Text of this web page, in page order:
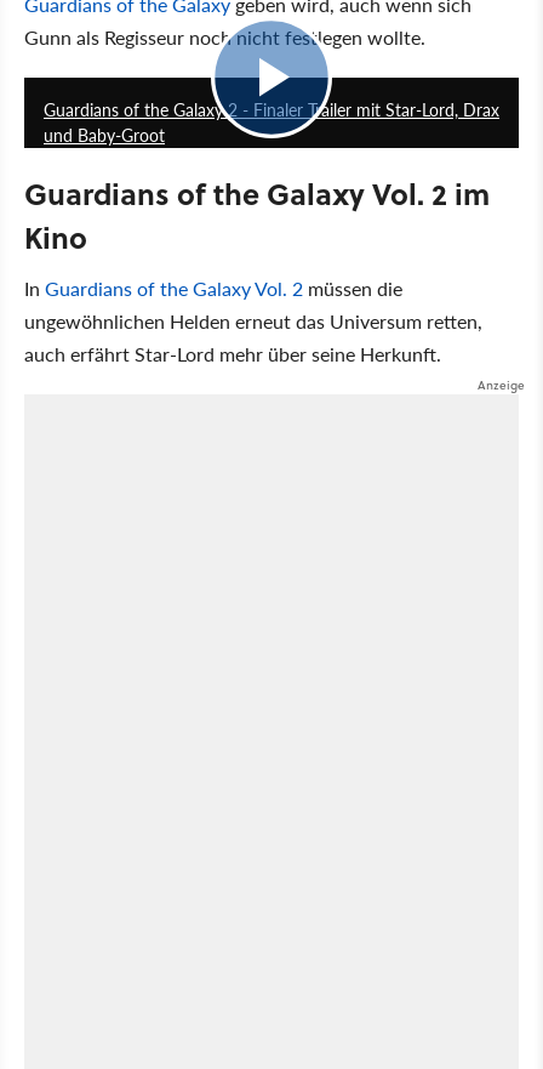
Gunn als Regisseur noch nicht festlegen wollte.
Guardians of the Galaxy 2 - Finaler Trailer mit Star-Lord, Drax
und Baby-Groot
Guardians of the Galaxy Vol. 2 im
Kino
In Guardians of the Galaxy Vol. 2 müssen die
ungewöhnlichen Helden erneut das Universum retten,
auch erfährt Star-Lord mehr über seine Herkunft.